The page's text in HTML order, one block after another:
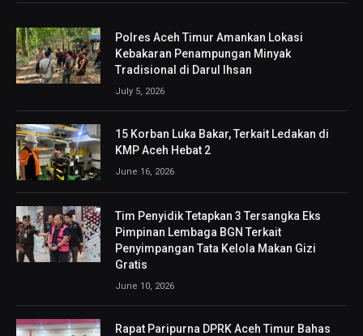
Polres Aceh Timur Amankan Lokasi
Kebakaran Penampungan Minyak
Tradisional di Darul Ihsan
July 5, 2026
15 Korban Luka Bakar, Terkait Ledakan di
KMP Aceh Hebat 2
June 16, 2026
Tim Penyidik Tetapkan 3 Tersangka Eks
Pimpinan Lembaga BGN Terkait
Penyimpangan Tata Kelola Makan Gizi
Gratis
June 10, 2026
Rapat Paripurna DPRK Aceh Timur Bahas